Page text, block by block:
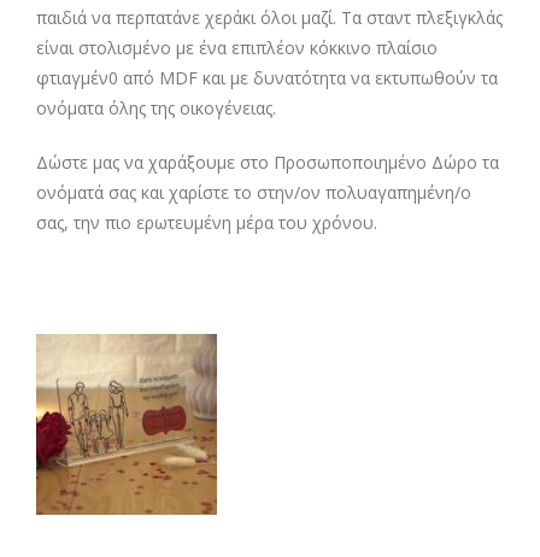
παιδιά να περπατάνε χεράκι όλοι μαζί. Τα σταντ πλεξιγκλάς
είναι στολισμένο με ένα επιπλέον κόκκινο πλαίσιο
φτιαγμέν0 από MDF και με δυνατότητα να εκτυπωθούν τα
ονόματα όλης της οικογένειας.
Δώστε μας να χαράξουμε στο Προσωποποιημένο Δώρο τα
ονόματά σας και χαρίστε το στην/ον πολυαγαπημένη/ο
σας, την πιο ερωτευμένη μέρα του χρόνου.